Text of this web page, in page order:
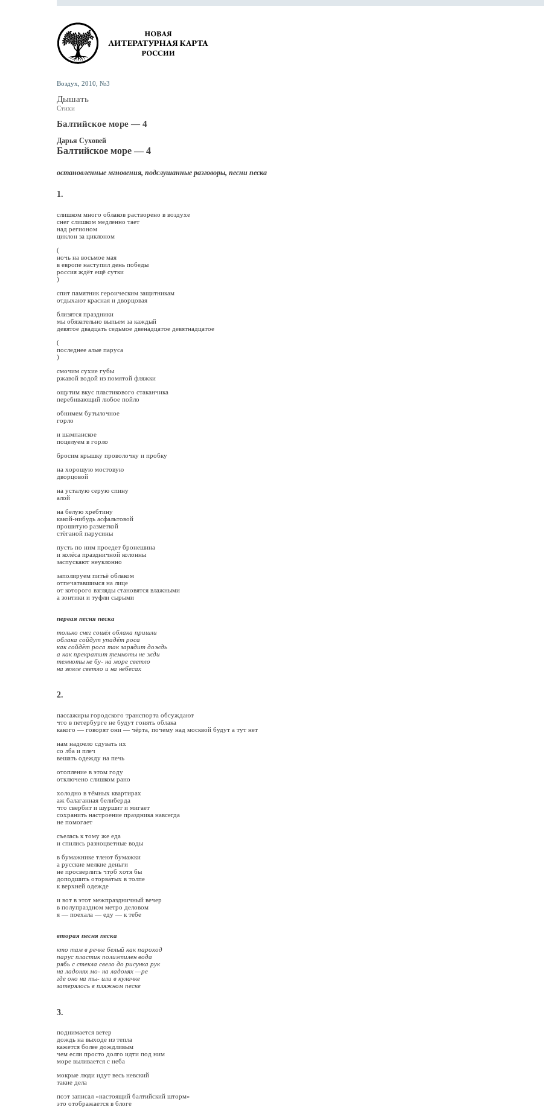
Воздух, 2010, №3
Дышать
Стихи
Балтийское море — 4
Дарья Суховей
Балтийское море — 4
остановленные мгновения, подслушанные разговоры, песни песка
1.
слишком много облаков растворено в воздухе
снег слишком медленно тает
над регионом
циклон за циклоном
(
ночь на восьмое мая
в европе наступил день победы
россия ждёт ещё сутки
)
спит памятник героическим защитникам
отдыхают красная и дворцовая
близятся праздники
мы обязательно выпьем за каждый
девятое двадцать седьмое двенадцатое девятнадцатое
(
последнее алые паруса
)
смочим сухие губы
ржавой водой из помятой фляжки
ощутим вкус пластикового стаканчика
перебивающий любое пойло
обнимем бутылочное
горло
и шампанское
поцелуем в горло
бросим крышку проволочку и пробку
на хорошую мостовую
дворцовой
на усталую серую спину
алой
на белую хребтину
какой-нибудь асфальтовой
прошитую разметкой
стёганой парусины
пусть по ним проедет бронешина
и колёса праздничной колонны
заспускают неуклонно
заполируем питьё облаком
отпечатавшимся на лице
от которого взгляды становятся влажными
а зонтики и туфли сырыми
первая песня песка
только снег сошёл облака пришли
облака сойдут упадёт роса
как сойдёт роса так зарядит дождь
а как прекратит темноты не жди
темноты не бу- на́ море светло
на земле светло и на небесах
2.
пассажиры городского транспорта обсуждают
что в петербурге не будут гонять облака
какого — говорят они — чёрта, почему над москвой будут а тут нет
нам надоело сдувать их
со лба и плеч
вешать одежду на печь
отопление в этом году
отключено слишком рано
холодно в тёмных квартирах
аж балаганная белиберда
что свербит и шуршит и мигает
сохранить настроение праздника навсегда
не помогает
съелась к тому же еда
и спились разноцветные воды
в бумажнике тлеют бумажки
а русские мелкие деньги
не просверлить чтоб хотя бы
доподшить оторва́тых в толпе
к верхней одежде
и вот в этот межпраздничный вечер
в полупраздном метро деловом
я — поехала — еду — к тебе
вторая песня песка
кто там в речке белый как пароход
парус пластик полиэтилен вода
рябь с стекла свело до рисунка рук
на ладонях мо- на ладонях —ре
где оно на ты- или в кулачке
затерялось в пляжном песке
3.
поднимается ветер
дождь на выходе из тепла
кажется более дождливым
чем если просто долго идти под ним
море выливается с неба
мокрые люди идут весь невский
такие дела
поэт записал «настоящий балтийский шторм»
это отображается в блоге